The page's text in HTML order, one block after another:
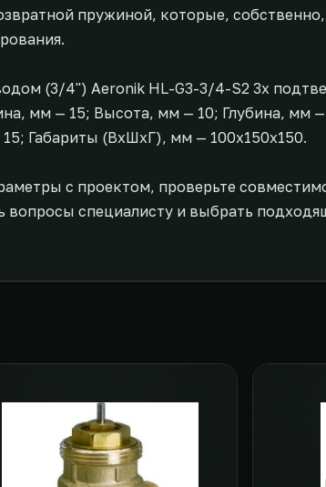
пружиной, которые,
(3/4'') Aeronik HL-G3-3/4-S2 3х
мм — 15; Высота, мм — 10; Глубина, мм
Габариты (ВxШxГ), мм — 100x150x150.
с проектом, проверьте
вопросы специалисту и выбрать